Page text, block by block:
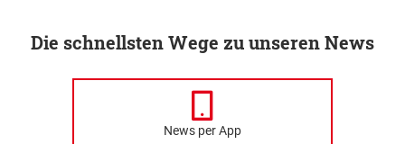
Die schnellsten Wege zu unseren News
News per App